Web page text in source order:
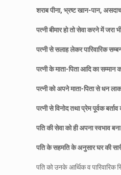
शराब पीना, भ्रष्ट खान-पान,
पत्नी बीमार हो तो सेवा करने में जरा
पत्नी से सलाह लेकर पारिवारिक
पत्नी के माता-पिता आदि का
पत्नी को अपने माता-पिता से धन
पत्नी से विनोद तथा प्रेम पूर्वक
पति की सेवा को ही अपना स्वभाव
पति के सहमति के अनुसार घर की
पति को उनके आर्थिक व